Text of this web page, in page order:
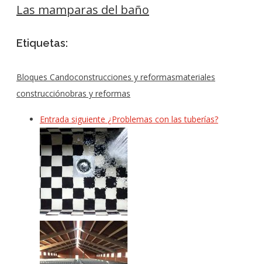
Las mamparas del baño
Etiquetas:
Bloques Candoconstrucciones y reformasmateriales
construcciónobras y reformas
Entrada siguiente ¿Problemas con las tuberías?